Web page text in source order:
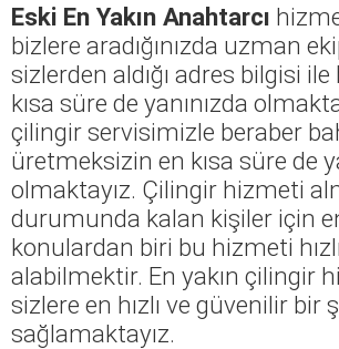
Eski En Yakın Anahtarcı
bizlere aradığınızda uzman
sizlerden aldığı adres bilgisi
kısa süre de yanınızda
çilingir servisimizle beraber
üretmeksizin en kısa süre de
olmaktayız. Çilingir hizmeti
durumunda kalan kişiler için
konulardan biri bu hizmeti
alabilmektir. En yakın çilingir
sizlere en hızlı ve güvenilir bir
sağlamaktayız.